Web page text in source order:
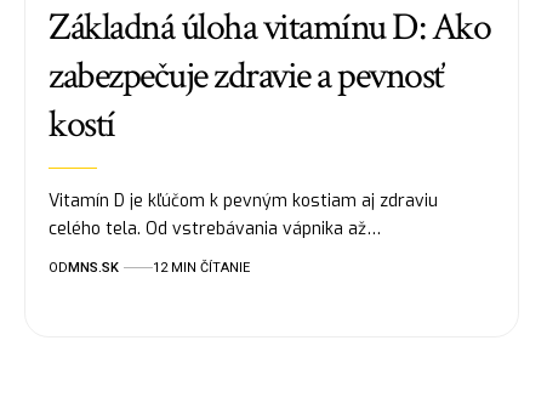
Základná úloha vitamínu D: Ako
zabezpečuje zdravie a pevnosť
kostí
Vitamín D je kľúčom k pevným kostiam aj zdraviu
celého tela. Od vstrebávania vápnika až…
ODMNS.SK 12 MIN ČÍTANIE